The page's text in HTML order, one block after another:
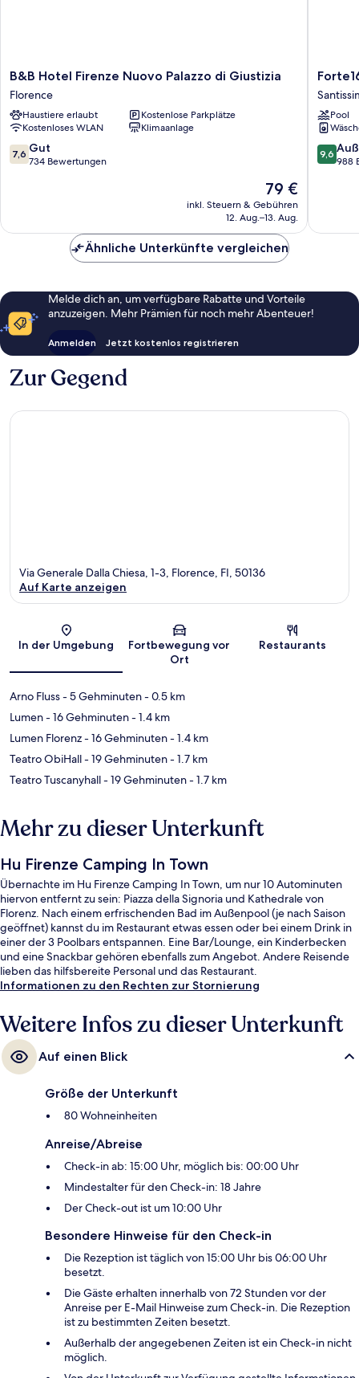
B&B
Hotel
Firenze
Nuovo
Palazzo
di
Giustizia
B&B Hotel Firenze Nuovo Palazzo di Giustizia
Florence
Haustiere erlaubt
Kostenlose Parkplätze
Kostenloses WLAN
Klimaanlage
7.6
von
7,6 Gut
734 Bewertungen
Der
Preis
beträgt
79 €
inkl. Steuern & Gebühren
12. Aug.–13. Aug.
Forte16
View
&
SpaPool
9.6
von
9,6
988
Ähnliche Unterkünfte vergleichen
Melde dich an, um verfügbare Rabatte und Vorteile
anzuzeigen. Mehr Prämien für noch mehr Abenteuer!
Anmelden Jetzt kostenlos registrieren
Zur Gegend
Karte
Via Generale Dalla Chiesa, 1-3, Florence, FI, 50136
Auf Karte anzeigen
In der Umgebung
Fortbewegung vor
Ort
Restaurants
Arno Fluss- 5 Gehminuten- 0.5 km
Lumen- 16 Gehminuten- 1.4 km
Lumen Florenz- 16 Gehminuten- 1.4 km
Teatro ObiHall- 19 Gehminuten- 1.7 km
Teatro Tuscanyhall- 19 Gehminuten- 1.7 km
Mehr zu dieser Unterkunft
Hu Firenze Camping In Town
Übernachte im Hu Firenze Camping In Town, um nur 10 Autominuten
hiervon entfernt zu sein: Piazza della Signoria und Kathedrale von
Florenz. Nach einem erfrischenden Bad im Außenpool (je nach Saison
geöffnet) kannst du im Restaurant etwas essen oder bei einem Drink in
einer der 3 Poolbars entspannen. Eine Bar/Lounge, ein Kinderbecken
und eine Snackbar gehören ebenfalls zum Angebot. Andere Reisende
lieben das hilfsbereite Personal und das Restaurant.
Informationen zu den Rechten zur Stornierung
Weitere Infos zu dieser Unterkunft
Auf einen Blick
Größe der Unterkunft
80 Wohneinheiten
Anreise/Abreise
Check-in ab: 15:00 Uhr, möglich bis: 00:00 Uhr
Mindestalter für den Check-in: 18 Jahre
Der Check-out ist um 10:00 Uhr
Besondere Hinweise für den Check-in
Die Rezeption ist täglich von 15:00 Uhr bis 06:00 Uhr
besetzt.
Die Gäste erhalten innerhalb von 72 Stunden vor der
Anreise per E-Mail Hinweise zum Check-in. Die Rezeption
ist zu bestimmten Zeiten besetzt.
Außerhalb der angegebenen Zeiten ist ein Check-in nicht
möglich.